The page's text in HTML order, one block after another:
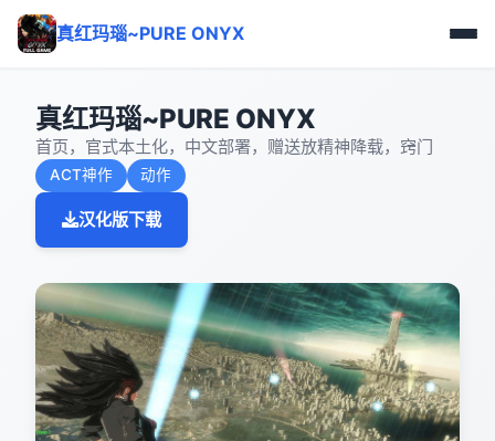
真红玛瑙~PURE ONYX
真红玛瑙~PURE ONYX
首页，官式本土化，中文部署，赠送放精神降载，窍门
ACT神作 动作
汉化版下载